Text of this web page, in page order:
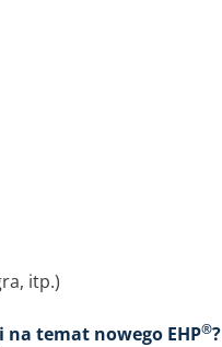
itp.)
temat nowego EHP®?